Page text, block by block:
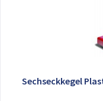
Sechseckkegel